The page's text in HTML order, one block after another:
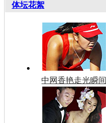
体坛花絮
中网香艳走光瞬间